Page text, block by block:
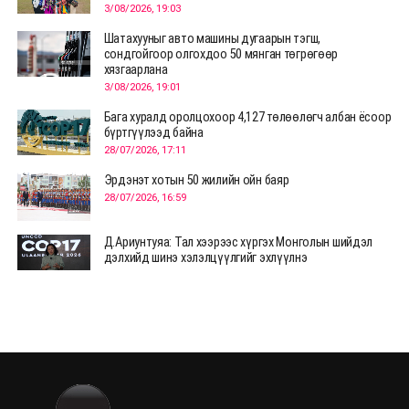
3/08/2026, 19:03
Шатахууныг авто машины дугаарын тэгш,
сондгойгоор олгохдоо 50 мянган төгрөгөөр
хязгаарлана
3/08/2026, 19:01
Бага хуралд оролцохоор 4,127 төлөөлөгч албан ёсоор
бүртгүүлээд байна
28/07/2026, 17:11
Эрдэнэт хотын 50 жилийн ойн баяр
28/07/2026, 16:59
Д.Ариунтуяа: Тал хээрээс хүргэх Монголын шийдэл
дэлхийд шинэ хэлэлцүүлгийг эхлүүлнэ
28/07/2026, 12:04